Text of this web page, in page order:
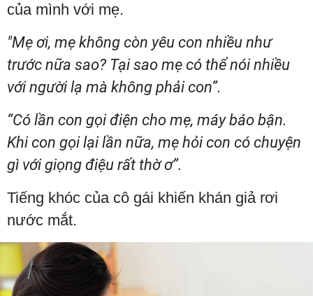
của mình với mẹ.
"Mẹ ơi, mẹ không còn yêu con nhiều như
trước nữa sao? Tại sao mẹ có thể nói nhiều
với người lạ mà không phải con”.
“Có lần con gọi điện cho mẹ, máy báo bận.
Khi con gọi lại lần nữa, mẹ hỏi con có chuyện
gì với giọng điệu rất thờ ơ”.
Tiếng khóc của cô gái khiến khán giả rơi
nước mắt.